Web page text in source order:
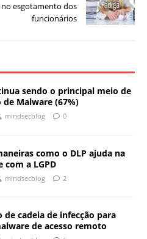
no esgotamento dos
funcionários
sendo o principal meio de
de Malware (67%)
mindsecblog 0
como o DLP ajuda na
a LGPD
mindsecblog 2
cadeia de infecção para
de acesso remoto